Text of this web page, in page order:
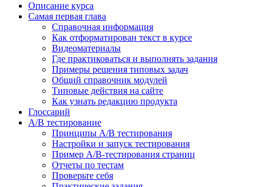
Описание курса
Самая первая глава
Справочная информация
Как отформатирован текст в курсе
Видеоматериалы
Где практиковаться и выполнять задания
Примеры решения типовых задач
Общий справочник модулей
Типовые действия на сайте
Как узнать редакцию продукта
Глоссарий
A/B тестирование
Принципы A/B тестирования
Настройки и запуск тестирования
Пример A/B-тестирования страниц
Отчеты по тестам
Проверьте себя